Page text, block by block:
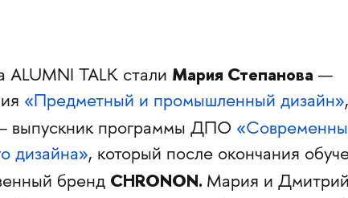
ALUMNI TALK стали Мария Степанова —
«Предметный и промышленный дизайн»
выпускник программы ДПО
дизайна», который после окончания
бренд CHRONON. Мария и Дмитрий